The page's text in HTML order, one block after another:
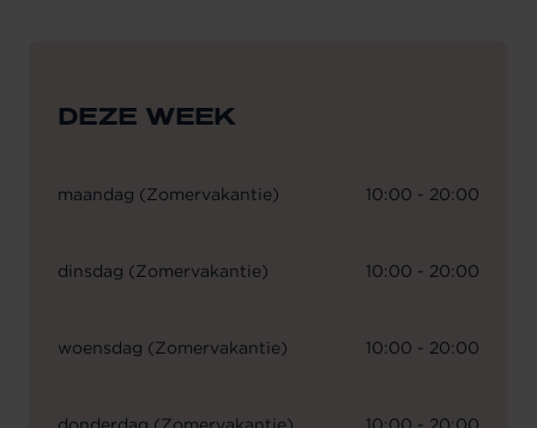
DEZE WEEK
maandag (Zomervakantie) 10:00 - 20:00
dinsdag (Zomervakantie) 10:00 - 20:00
woensdag (Zomervakantie) 10:00 - 20:00